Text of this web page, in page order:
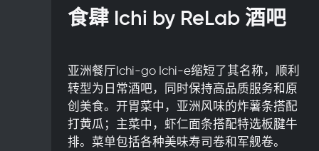
食肆 Ichi by ReLab 酒吧
亚洲餐厅Ichi-go Ichi-e缩短了其名称，顺利
转型为日常酒吧，同时保持高品质服务和原
创美食。开胃菜中，亚洲风味的炸薯条搭配
打黄瓜；主菜中，虾仁面条搭配特选板腱牛
排。菜单包括各种美味寿司卷和军舰卷。